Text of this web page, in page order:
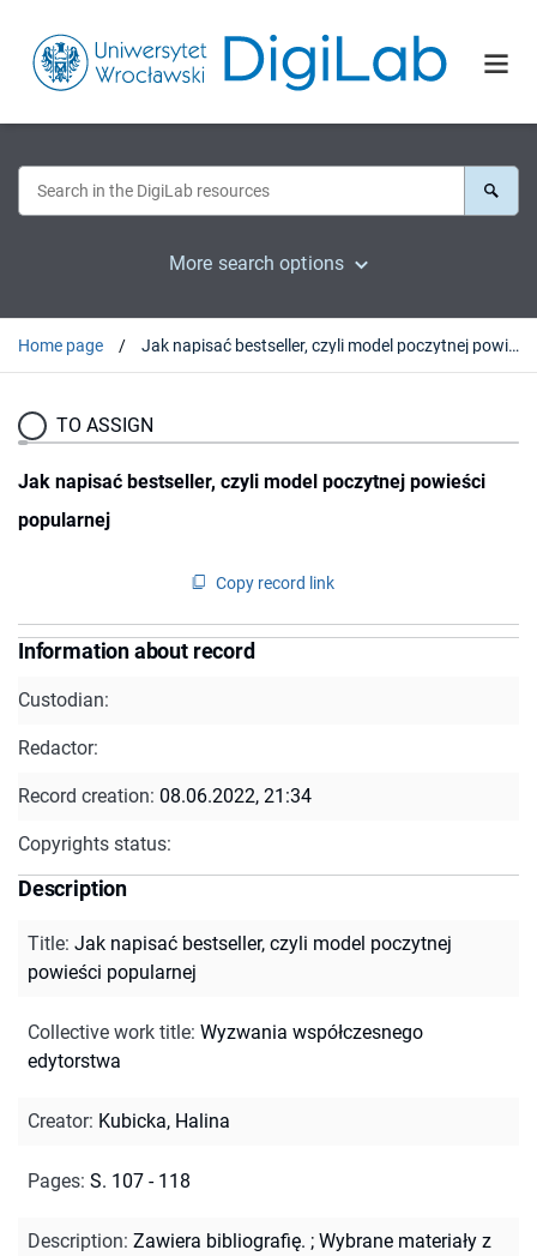
More search options
Home page Jak napisać bestseller, czyli model poczytnej powieści popularnej
TO ASSIGN
Jak napisać bestseller, czyli model poczytnej powieści
popularnej
Copy record link
Information about record
Custodian:
Redactor:
Record creation: 08.06.2022, 21:34
Copyrights status:
Description
Title: Jak napisać bestseller, czyli model poczytnej
powieści popularnej
Collective work title: Wyzwania współczesnego
edytorstwa
Creator: Kubicka, Halina
Pages: S. 107 - 118
Description: Zawiera bibliografię. ; Wybrane materiały z